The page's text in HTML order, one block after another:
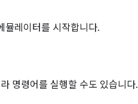
뮬레이터를 시작합니다.
명령어를 실행할 수도 있습니다.